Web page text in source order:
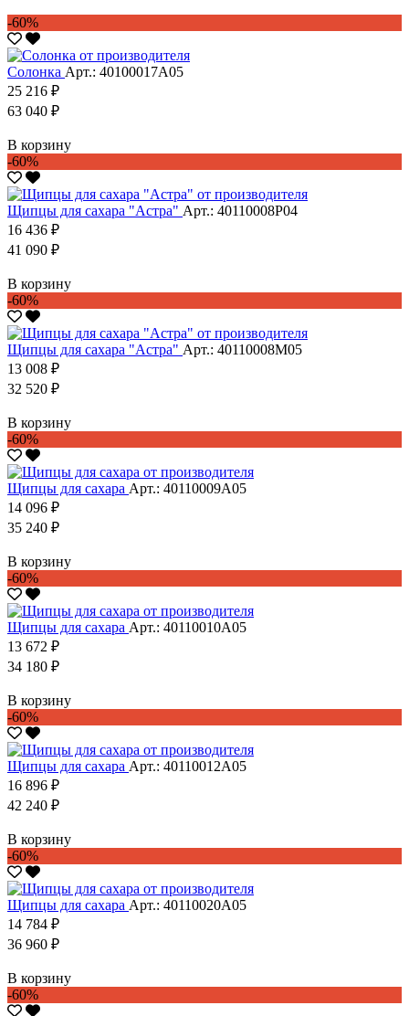
-60%
Солонка Арт.: 40100017А05
25 216 ₽
63 040 ₽
В корзину
-60%
Щипцы для сахара "Астра" Арт.: 40110008Р04
16 436 ₽
41 090 ₽
В корзину
-60%
Щипцы для сахара "Астра" Арт.: 40110008М05
13 008 ₽
32 520 ₽
В корзину
-60%
Щипцы для сахара Арт.: 40110009А05
14 096 ₽
35 240 ₽
В корзину
-60%
Щипцы для сахара Арт.: 40110010А05
13 672 ₽
34 180 ₽
В корзину
-60%
Щипцы для сахара Арт.: 40110012А05
16 896 ₽
42 240 ₽
В корзину
-60%
Щипцы для сахара Арт.: 40110020А05
14 784 ₽
36 960 ₽
В корзину
-60%